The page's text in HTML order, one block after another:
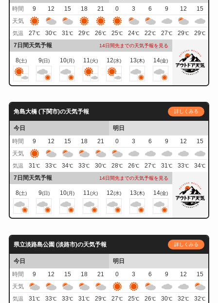
時間
9 12 15 18 21 0 3 6 9 12
15
天気
気温 27℃ 30℃ 31℃ 29℃ 26℃ 25℃ 24℃ 22℃ 27℃ 29℃ 29℃
7日間天気予報 14日間先までの天気予報を見る
8(土) 9(日) 10(月) 11(火) 12(水) 13(木) 14(金)
角島大橋 (下関市)の天気予報 詳しくみる
今日
明日
時間
9 12 15 18 21 0 3 6 9 12
15
天気
気温 31℃ 33℃ 34℃ 33℃ 30℃ 28℃ 26℃ 27℃ 31℃ 33℃ 34℃
7日間天気予報 14日間先までの天気予報を見る
8(土) 9(日) 10(月) 11(火) 12(水) 13(木) 14(金)
県立淡路島公園 (淡路市)の天気予報 詳しくみる
今日
明日
時間
9 12 15 18 21 0 3 6 9 12
15
天気
気温 31℃ 33℃ 33℃ 31℃ 29℃ 27℃ 25℃ 26℃ 30℃ 32℃ 32℃